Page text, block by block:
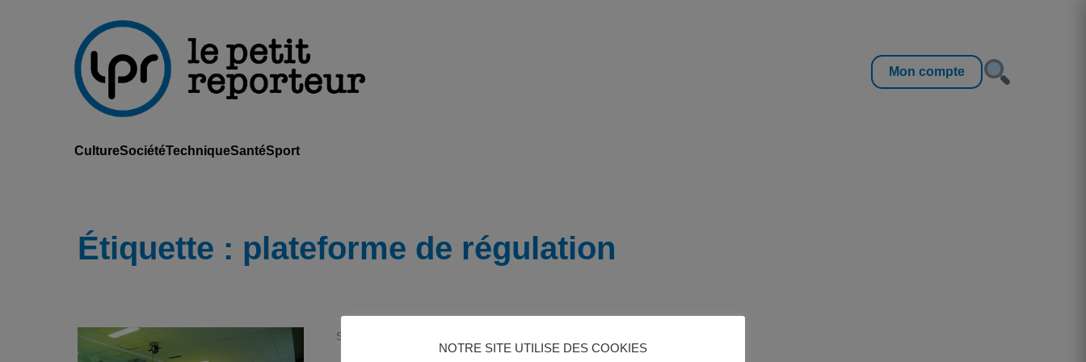
Mon compte
CultureSociétéTechniqueSantéSport
Étiquette : plateforme de régulation
Santé • 22 décembre 2021
NOTRE SITE UTILISE DES COOKIES